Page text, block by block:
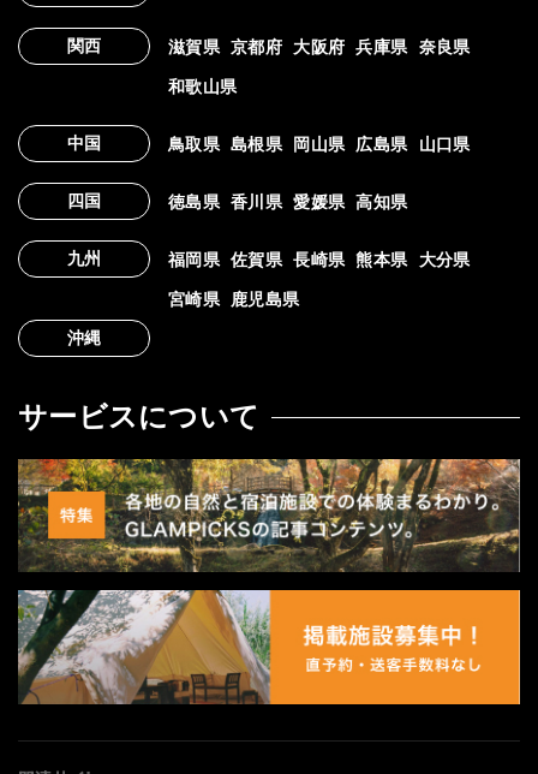
関西 滋賀県 京都府 大阪府 兵庫県 奈良県
和歌山県
中国 鳥取県 島根県 岡山県 広島県 山口県
四国 徳島県 香川県 愛媛県 高知県
九州 福岡県 佐賀県 長崎県 熊本県 大分県
宮崎県
鹿児島県
沖縄
サービスについて